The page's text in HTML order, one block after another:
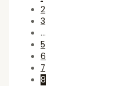
2
3
…
5
6
7
8